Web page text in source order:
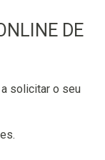
DE
solicitar o seu